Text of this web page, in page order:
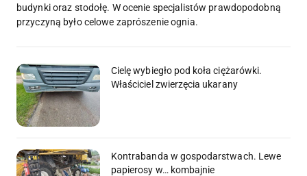
budynki oraz stodołę. W ocenie specjalistów prawdopodobną
przyczyną było celowe zaprószenie ognia.
Cielę wybiegło pod koła ciężarówki.
Właściciel zwierzęcia ukarany
Kontrabanda w gospodarstwach. Lewe
papierosy w… kombajnie